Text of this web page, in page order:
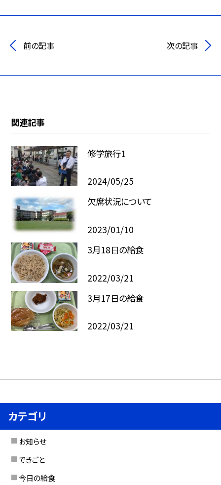
前の記事 次の記事
関連記事
修学旅行1
2024/05/25
欠席状況について
2023/01/10
3月18日の給食
2022/03/21
3月17日の給食
2022/03/21
カテゴリ
お知らせ
できごと
今日の給食